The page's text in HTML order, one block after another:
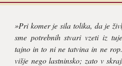
»Pri komer je sila tolika, da je
sme potrebnih stvari vzeti iz
tajno in to ni ne tatvina in ne
višje nego lastninsko; zato v